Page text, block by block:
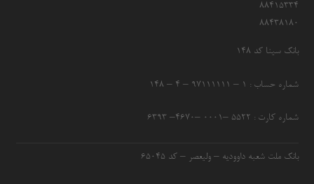
۸۸۴۱۵۳۳۴
۸۸۴۳۸۱۸۰
بانک سینا کد ۱۴۸
شماره حساب : ۱ – ۹۷۱۱۱۱۱۱ – ۴ – ۱۴۸
شماره کارت : ۵۵۲۲ –۰۰۰۱ –۴۶۷۰– ۶۳۹۳
بانک ملت شعبه داوودیه – ولیعصر – کد ۶۵۰۴۵